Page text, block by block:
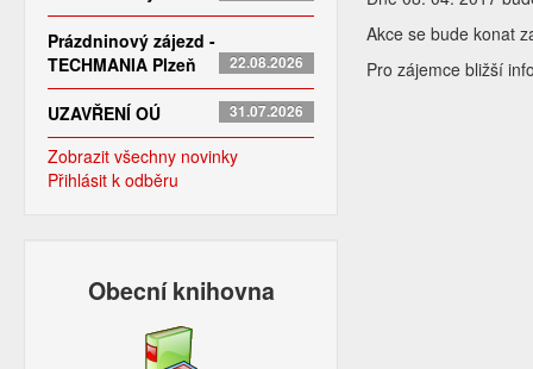
Prázdninový zájezd -
TECHMANIA Plzeň
22.08.2026
UZAVŘENÍ OÚ 31.07.2026
Zobrazit všechny novinky
Přihlásit k odběru
Obecní knihovna
Akce se bude konat
Pro zájemce bližší